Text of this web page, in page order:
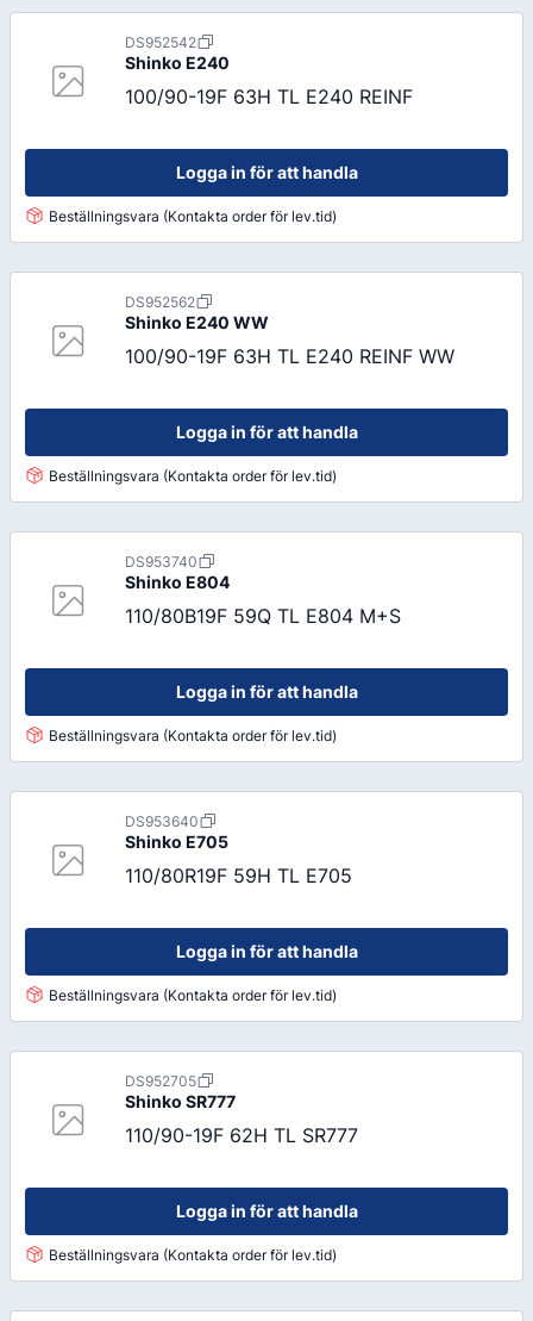
DS952542
Shinko E240
100/90-19F 63H TL E240 REINF
Logga in för att handla
Beställningsvara (Kontakta order för lev.tid)
DS952562
Shinko E240 WW
100/90-19F 63H TL E240 REINF WW
Logga in för att handla
Beställningsvara (Kontakta order för lev.tid)
DS953740
Shinko E804
110/80B19F 59Q TL E804 M+S
Logga in för att handla
Beställningsvara (Kontakta order för lev.tid)
DS953640
Shinko E705
110/80R19F 59H TL E705
Logga in för att handla
Beställningsvara (Kontakta order för lev.tid)
DS952705
Shinko SR777
110/90-19F 62H TL SR777
Logga in för att handla
Beställningsvara (Kontakta order för lev.tid)